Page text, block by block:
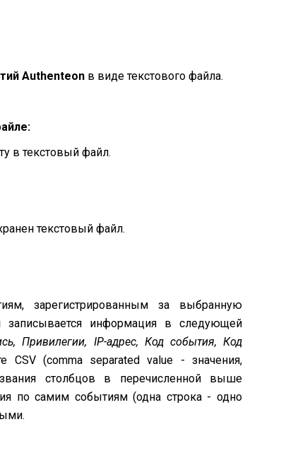
Authenteon в виде текстового файла.
в текстовый файл.
текстовый файл.
зарегистрированным за выбранную
информация в следующей
Привилегии, IP-адрес, Код события, Код
CSV (comma separated value - значения,
столбцов в перечисленной выше
по самим событиям (одна строка - одно